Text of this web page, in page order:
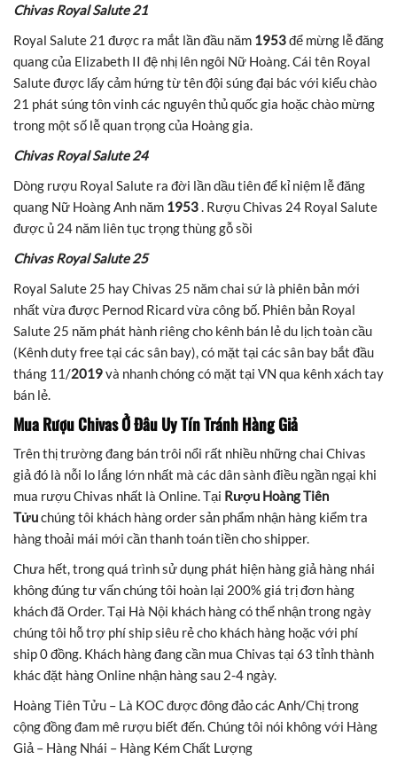
Chivas Royal Salute 21
Royal Salute 21 được ra mắt lần đầu năm 1953để mừng lễ đăng
quang của Elizabeth II đệ nhị lên ngôi Nữ Hoàng. Cái tên Royal
Salute được lấy cảm hứng từ tên đội súng đại bác với kiểu chào
21 phát súng tôn vinh các nguyên thủ quốc gia hoặc chào mừng
trong một số lễ quan trọng của Hoàng gia.
Chivas Royal Salute 24
Dòng rượu Royal Salute ra đời lần dầu tiên để kỉ niệm lễ đăng
quang Nữ Hoàng Anh năm 1953. Rượu Chivas 24 Royal Salute
được ủ 24 năm liên tục trọng thùng gỗ sồi
Chivas Royal Salute 25
Royal Salute 25 hay Chivas 25 năm chai sứ là phiên bản mới
nhất vừa được Pernod Ricard vừa công bố. Phiên bản Royal
Salute 25 năm phát hành riêng cho kênh bán lẻ du lịch toàn cầu
(Kênh duty free tại các sân bay), có mặt tại các sân bay bắt đầu
tháng 11/2019và nhanh chóng có mặt tại VN qua kênh xách tay
bán lẻ.
Mua Rượu Chivas Ở Đâu Uy Tín Tránh Hàng Giả
Trên thị trường đang bán trôi nổi rất nhiều những chai Chivas
giả đó là nỗi lo lắng lớn nhất mà các dân sành điều ngần ngại khi
mua rượu Chivas nhất là Online. Tại Rượu Hoàng Tiên
Tửuchúng tôi khách hàng order sản phẩm nhận hàng kiểm tra
hàng thoải mái mới cần thanh toán tiền cho shipper.
Chưa hết, trong quá trình sử dụng phát hiện hàng giả hàng nhái
không đúng tư vấn chúng tôi hoàn lại 200% giá trị đơn hàng
khách đã Order. Tại Hà Nội khách hàng có thể nhận trong ngày
chúng tôi hỗ trợ phí ship siêu rẻ cho khách hàng hoặc với phí
ship 0 đồng. Khách hàng đang cần mua Chivas tại 63 tỉnh thành
khác đặt hàng Online nhận hàng sau 2-4 ngày.
Hoàng Tiên Tửu – Là KOC được đông đảo các Anh/Chị trong
cộng đồng đam mê rượu biết đến. Chúng tôi nói không với Hàng
Giả – Hàng Nhái – Hàng Kém Chất Lượng